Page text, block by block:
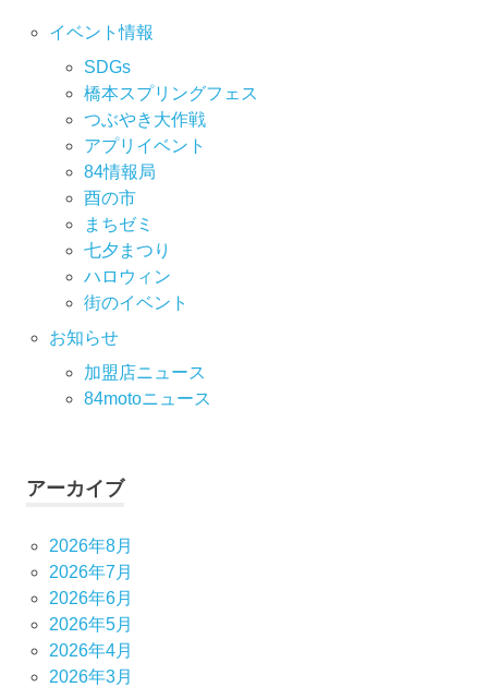
イベント情報
SDGs
橋本スプリングフェス
つぶやき大作戦
アプリイベント
84情報局
酉の市
まちゼミ
七⼣まつり
ハロウィン
街のイベント
お知らせ
加盟店ニュース
84motoニュース
アーカイブ
2026年8月
2026年7月
2026年6月
2026年5月
2026年4月
2026年3月